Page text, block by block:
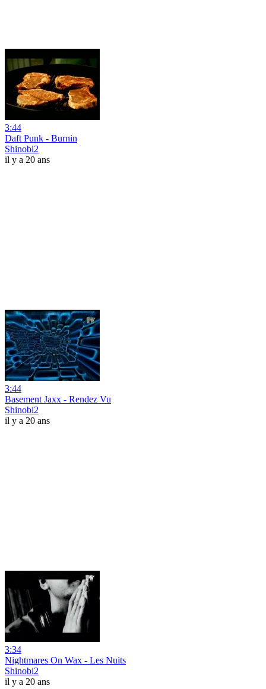
3:44
Daft Punk - Burnin
Shinobi2
il y a 20 ans
3:44
Basement Jaxx - Rendez Vu
Shinobi2
il y a 20 ans
3:34
Nightmares On Wax - Les Nuits
Shinobi2
il y a 20 ans